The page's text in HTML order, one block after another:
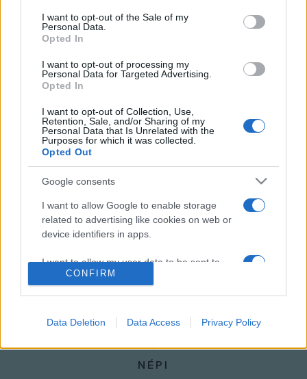
consent section.
I want to opt-out of the Sale of my
Personal Data.
Opted In
I want to opt-out of processing my
Personal Data for Targeted Advertising.
Opted In
I want to opt-out of Collection, Use,
Retention, Sale, and/or Sharing of my
Personal Data that Is Unrelated with the
Purposes for which it was collected.
Opted Out
Google consents
I want to allow Google to enable storage
related to advertising like cookies on web or
device identifiers in apps.
I want to allow my user data to be sent to
Google for online advertising purposes.
personalized advertising.
I want to allow Google to enable storage
related to analytics like cookies on web or
CONFIRM
Data Deletion Data Access Privacy Policy
ugyanis a fény sötétség felett aratott győzelmének pogány
ünnepe miatt esett a téli napforduló idejére.
A betlehemi csillagot korábban több más dologgal próbálták
üstökös lehetett.
NÉPI